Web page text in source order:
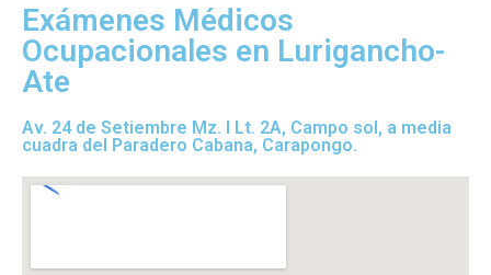
Exámenes Médicos
Ocupacionales en Lurigancho-
Ate
Av. 24 de Setiembre Mz. I Lt. 2A, Campo sol, a media
cuadra del Paradero Cabana, Carapongo.